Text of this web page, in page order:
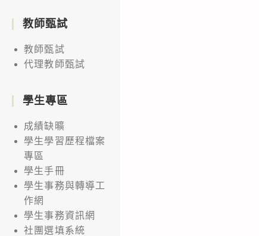
教師甄試
教師甄試
代理教師甄試
學生專區
成績缺曠
學生學習歷程檔案
專區
學生手冊
學生事務與轉導工
作網
學生事務資訊網
社團選填系統